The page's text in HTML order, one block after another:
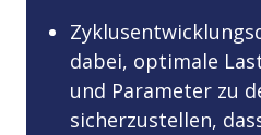
dabei, optimale
und Parameter zu
sicherzustellen,